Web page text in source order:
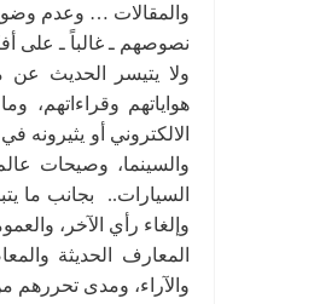
والمقالات … وعدم وضوح
نصوصهم ـ غالباً ـ على
ولا يتيسر الحديث عن
هواياتهم وقراءاتهم،
الالكتروني أو يثيرونه
والسينما، وصيحات
السيارات.. بجانب ما
وإلغاء رأي الآخر،
المعارف الحديثة
والآراء، ومدى تحررهم